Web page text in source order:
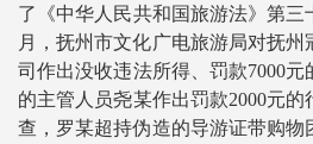
了《中华人民共和国旅游法》第三
月，抚州市文化广电旅游局对抚
司作出没收违法所得、罚款7000
的主管人员尧某作出罚款2000元
查，罗某超持伪造的导游证带购物